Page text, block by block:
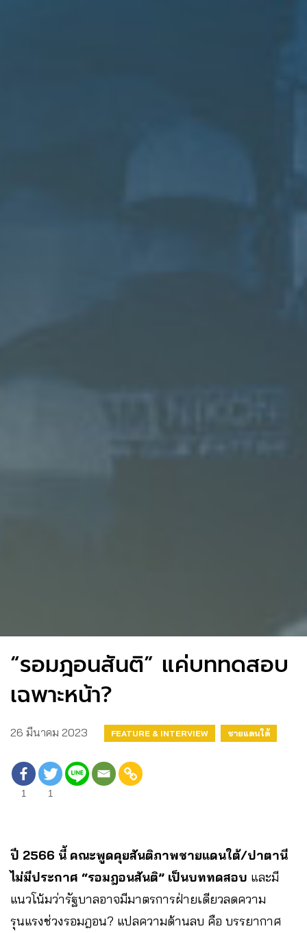
“รอมฎอนสันติ” แค่บททดสอบ
เฉพาะหน้า?
26 มีนาคม 2023 FEATURE & INTERVIEW ชายแดนใต้
1 1
ปี 2566 นี้ คณะพูดคุยสันติภาพชายแดนใต้/ปาตานี
ไม่มีประกาศ “รอมฎอนสันติ” เป็นบททดสอบ และมี
แนวโน้มว่ารัฐบาลอาจมีมาตรการฝ่ายเดียวลดความ
รุนแรงช่วงรอมฎอน? แปลความด้านลบ คือ บรรยากาศ